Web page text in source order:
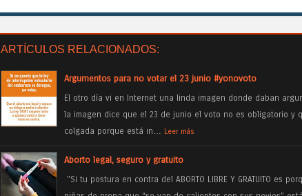
ARTÍCULOS RELACIONADOS:
Argumentos para no votar el 23 junio #yonovoto
El otro día vi en Internet una linda imagen donde daban
la imagen dice que el 23 de junio el voto no es obligatorio y
colgada porque está in… Leer más
Aborto legal, seguro y gratuito
"Si tu postura en contra del ABORTO LIBRE Y GRATUITO es